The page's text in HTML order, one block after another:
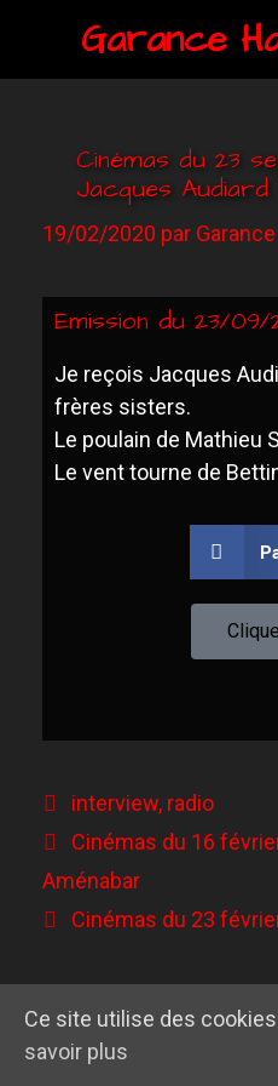
Garance
Cinémas du 23
Jacques Audiard
19/02/2020 par
Emission du 23/09/
Je reçois Jacques
frères sisters.
Le poulain de Mathieu
Le vent tourne de
interview, radio
Cinémas du 16
Aménabar
Cinémas du 23
© 2026 Garance Hayat
Ce site utilise des cookies
savoir plus